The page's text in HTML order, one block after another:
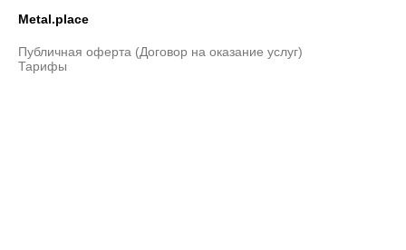
Metal.place
Публичная оферта (Договор на оказание услуг)
Тарифы